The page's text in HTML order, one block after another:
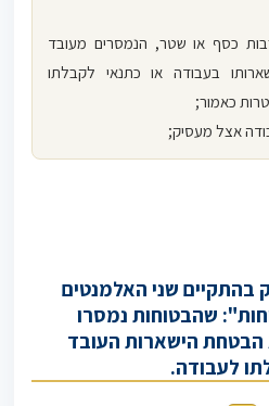
כסף או שטר, הנמסרים מעובד
בעבודה או כתנאי לקבלתו
כאמור;
אצל מעסיק;
בהתקיים שני האלמנטים
שהבטוחות נמסרו
הישארות העובד
לעבודה.